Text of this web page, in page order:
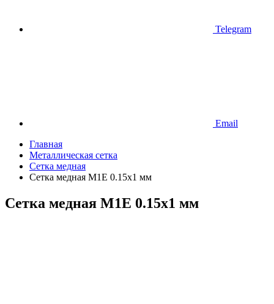
Telegram
Email
Главная
Металлическая сетка
Сетка медная
Сетка медная М1Е 0.15х1 мм
Сетка медная М1Е 0.15х1 мм